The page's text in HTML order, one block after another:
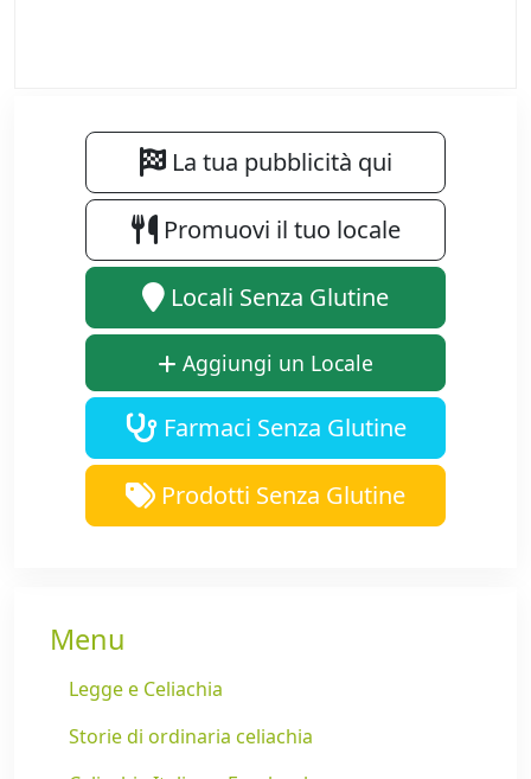
La tua pubblicità qui
Promuovi il tuo locale
Locali Senza Glutine
Aggiungi un Locale
Farmaci Senza Glutine
Prodotti Senza Glutine
Menu
Legge e Celiachia
Storie di ordinaria celiachia